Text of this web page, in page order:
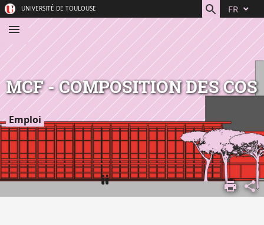
au
contenu
directs
UNIVERSITÉ DE TOULOUSE FR
MCF - COMPOSITION DES COS
Emploi
ACCUEIL
COMPRENDRE